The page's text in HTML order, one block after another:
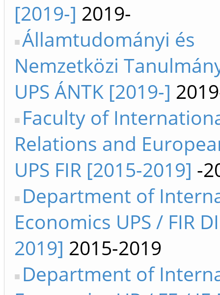
[2019-] 2019-
Államtudományi és
Nemzetközi
UPS ÁNTK [2019-]
Faculty of
Relations and
UPS FIR [2015-2019] -
Department of
Economics UPS / FIR
2019] 2015-2019
Department of